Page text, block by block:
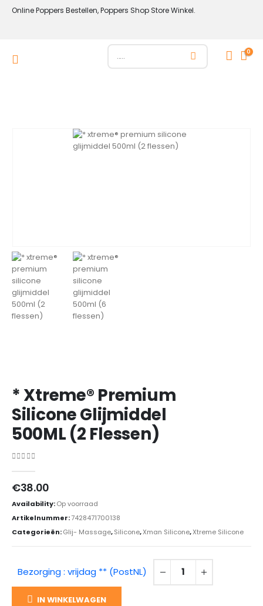
Online Poppers Bestellen, Poppers Shop Store Winkel.
0
* Xtreme® Premium
Silicone Glijmiddel
500ML (2 Flessen)
€38.00
Availability:Op voorraad
Artikelnummer:7428471700138
Categorieën:Glij- Massage,Silicone,Xman Silicone,Xtreme Silicone
Bezorging : vrijdag ** (PostNL)
IN WINKELWAGEN